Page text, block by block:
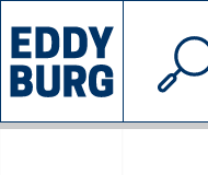
INIZIATIVE
©